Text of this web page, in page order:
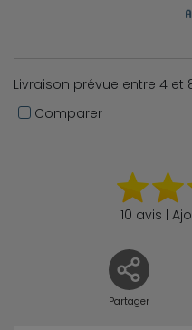
Livraison prévue entre 4 et
Comparer
Partager
10 avis |